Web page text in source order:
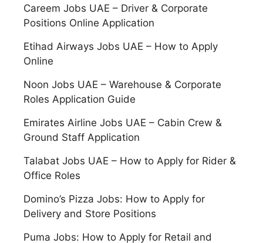
Careem Jobs UAE – Driver & Corporate
Positions Online Application
Etihad Airways Jobs UAE – How to Apply
Online
Noon Jobs UAE – Warehouse & Corporate
Roles Application Guide
Emirates Airline Jobs UAE – Cabin Crew &
Ground Staff Application
Talabat Jobs UAE – How to Apply for Rider &
Office Roles
Domino’s Pizza Jobs: How to Apply for
Delivery and Store Positions
Puma Jobs: How to Apply for Retail and